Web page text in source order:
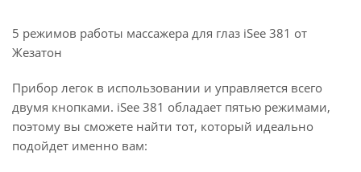
5 режимов работы массажера для глаз iSee 381 от
Жезатон
Прибор легок в использовании и управляется всего
двумя кнопками. iSee 381 обладает пятью режимами,
поэтому вы сможете найти тот, который идеально
подойдет именно вам: